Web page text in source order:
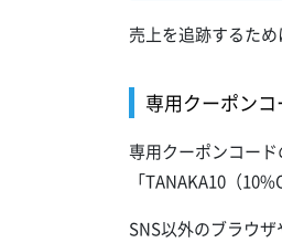
売上を追跡するた
専用クーポン
専用クーポンコー
「TANAKA10（
SNS以外のブラウ